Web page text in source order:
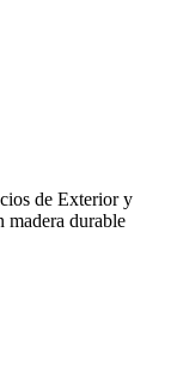
de Exterior y
madera durable